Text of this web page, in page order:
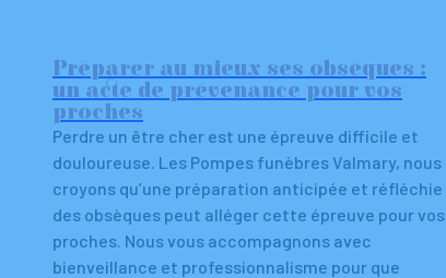
Préparer au mieux ses obsèques :
un acte de prévenance pour vos
proches
Perdre un être cher est une épreuve difficile et
douloureuse. Les Pompes funèbres Valmary, nous
croyons qu’une préparation anticipée et réfléchie
des obsèques peut alléger cette épreuve pour vos
proches. Nous vous accompagnons avec
bienveillance et professionnalisme pour que